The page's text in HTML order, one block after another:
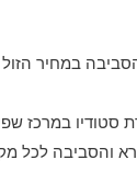
במחיר
והסביבה לכל